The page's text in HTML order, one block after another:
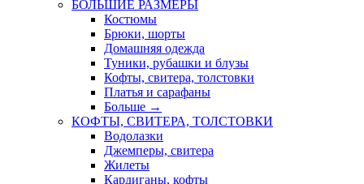
БОЛЬШИЕ РАЗМЕРЫ
Костюмы
Брюки, шорты
Домашняя одежда
Туники, рубашки и блузы
Кофты, свитера, толстовки
Платья и сарафаны
Больше →
КОФТЫ, СВИТЕРА, ТОЛСТОВКИ
Водолазки
Джемперы, свитера
Жилеты
Кардиганы, кофты